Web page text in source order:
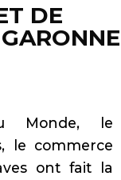
DE
Monde, le
le commerce
ont fait la